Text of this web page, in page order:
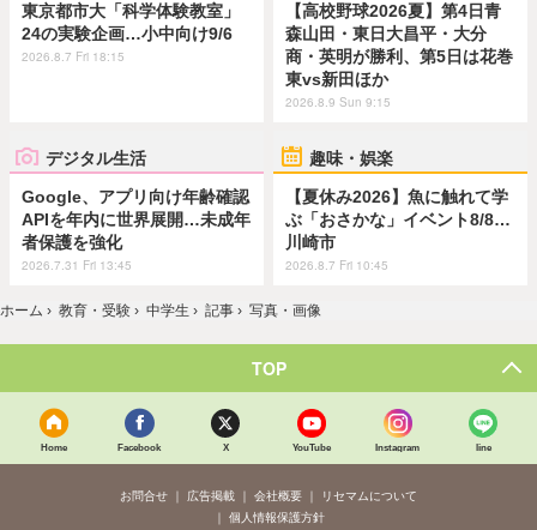
東京都市大「科学体験教室」
24の実験企画…小中向け9/6
2026.8.7 Fri 18:15
【高校野球2026夏】第4日青
森山田・東日大昌平・大分
商・英明が勝利、第5日は花巻
東vs新田ほか
2026.8.9 Sun 9:15
デジタル生活
Google、アプリ向け年齢確認
APIを年内に世界展開…未成年
者保護を強化
2026.7.31 Fri 13:45
趣味・娯楽
【夏休み2026】魚に触れて学
ぶ「おさかな」イベント8/8…
川崎市
2026.8.7 Fri 10:45
ホーム › 教育・受験 › 中学生 › 記事 › 写真・画像
TOP
Home Facebook X YouTube Instagram line
お問合せ 広告掲載 会社概要
リセマムについて
個人情報保護方針